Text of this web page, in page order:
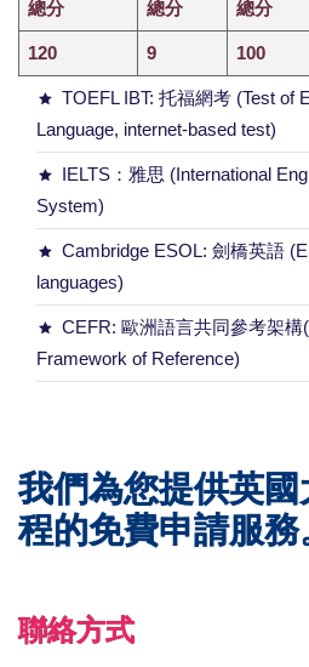
總分 總分 總分
120 9 100
TOEFL IBT: 托福網考 (Test of
Language, internet-based test)
IELTS：雅思 (International
System)
Cambridge ESOL: 劍橋英語
languages)
CEFR: 歐洲語言共同參考架構
Framework of Reference)
我們為您提供英
程的免費申請服務
聯絡方式